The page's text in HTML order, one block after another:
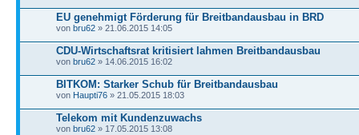
EU genehmigt Förderung für Breitbandausbau in BRD
von bru62 » 21.06.2015 14:05
CDU-Wirtschaftsrat kritisiert lahmen Breitbandausbau
von bru62 » 14.06.2015 16:02
BITKOM: Starker Schub für Breitbandausbau
von Haupti76 » 21.05.2015 18:03
Telekom mit Kundenzuwachs
von bru62 » 17.05.2015 13:08